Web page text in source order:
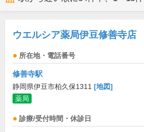
ウエルシア薬局伊豆修善寺店
所在地・電話番号
修善寺駅
静岡県伊豆市柏久保1311 [地図]
薬局
診療/受付時間・休診日